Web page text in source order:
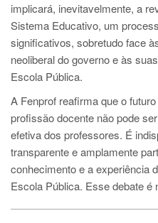
implicará, inevitavelmente, a
Sistema Educativo, um
significativos, sobretudo face
neoliberal do governo e às
Escola Pública.
A Fenprof reafirma que o
profissão docente não pode
efetiva dos professores. É
transparente e amplamente
conhecimento e a experiência
Escola Pública. Esse debate é